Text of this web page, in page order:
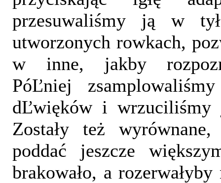
przesuwaliśmy ją w
utworzonych rowkach,
w inne, jakby
PóĽniej
dĽwięków i
Zostały też
poddać jeszcze
brakowało, a